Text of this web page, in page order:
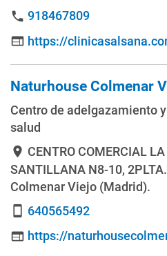
phone 918467809
web https://
Naturhouse Colmenar
Centro de adelgazamiento
salud
location_on CENTRO COMERCIAL
SANTILLANA N8-10,
Colmenar Viejo (Madrid).
smartphone 640565492
web https://